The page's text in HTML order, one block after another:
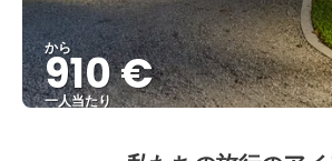
から
910 €
一人当たり